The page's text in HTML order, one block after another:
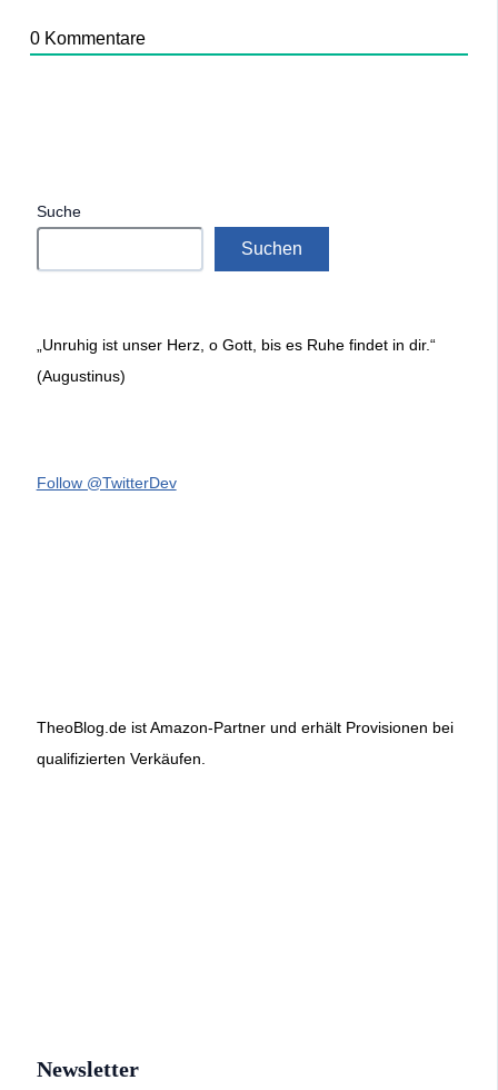
0Kommentare
Suche
Suchen
„Unruhig ist unser Herz, o Gott, bis es Ruhe findet in dir.“
(Augustinus)
Follow @TwitterDev
TheoBlog.de ist Amazon-Partner und erhält Provisionen bei
qualifizierten Verkäufen.
Newsletter